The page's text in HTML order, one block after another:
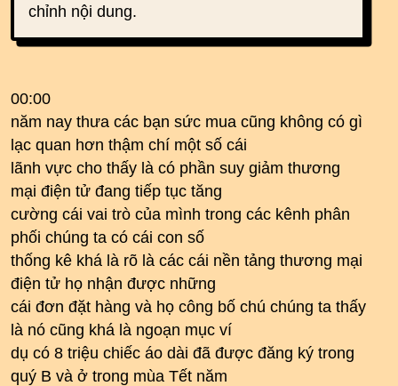
chỉnh nội dung.
00:00
năm nay thưa các bạn sức mua cũng không có gì
lạc quan hơn thậm chí một số cái
lãnh vực cho thấy là có phần suy giảm thương
mại điện tử đang tiếp tục tăng
cường cái vai trò của mình trong các kênh phân
phối chúng ta có cái con số
thống kê khá là rõ là các cái nền tảng thương mại
điện tử họ nhận được những
cái đơn đặt hàng và họ công bố chú chúng ta thấy
là nó cũng khá là ngoạn mục ví
dụ có 8 triệu chiếc áo dài đã được đăng ký trong
quý B và ở trong mùa Tết năm